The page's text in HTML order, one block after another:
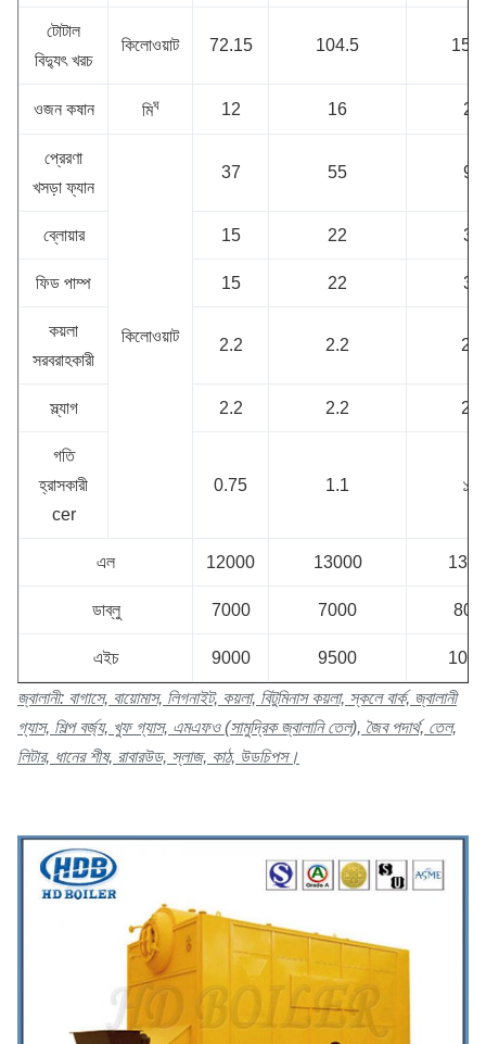
টোটাল
বিদ্যুৎ খরচ
কিলোওয়াট 72.15 104.5
ওজন কষান মিঘ 12 16 22
প্রেরণা
খসড়া ফ্যান
কিলোওয়াট
37 55 90
ব্লোয়ার 15 22 30
ফিড পাম্প 15 22 30
কয়লা
সরবরাহকারী
2.2 2.2 2.2
স্ল্যাগ 2.2 2.2 2.2
গতি
হ্রাসকারী
cer
0.75 1.1 ১.৫
এল 12000 13000
ডাব্লু 7000 7000
এইচ 9000 9500
জ্বালানী: বাগাসে, বায়োমাস, লিগনাইট, কয়লা, বিটুমিনাস কয়লা, স্কলে বার্ক, জ্বালানী
গ্যাস, শিল্প বর্জ্য, খুফ গ্যাস, এমএফও (সামুদ্রিক জ্বালানি তেল), জৈব পদার্থ, তেল,
লিটার, ধানের শীষ, রাবারউড, স্লাজ, কাঠ, উডচিপস।